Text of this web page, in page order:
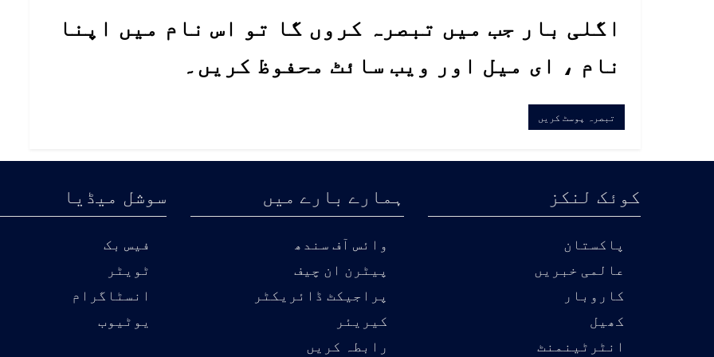
اگلی بار جب میں تبصرہ کروں گا تو اس نام میں اپنا
نام ، ای میل اور ویب سائٹ محفوظ کریں۔
کوئک لنکز
پاکستان
عالمی خبریں
کاروبار
کھیل
انٹرٹینمنٹ
ہمارے بارے میں
وائس آف سندھ
پیٹرن ان چیف
پراجیکٹ ڈائریکٹر
کیریئر
رابطہ کریں
سوشل میڈیا
فیس بک
ٹویٹر
انسٹاگرام
یوٹیوب